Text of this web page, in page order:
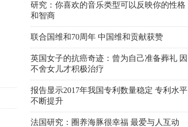
研究：你喜欢的音乐类型可以反映你的性格
和智商
联合国维和70周年 中国维和贡献获赞
英国女子的抗癌奇迹：曾为自己准备葬礼 因
不舍女儿才积极治疗
报告显示2017年我国专利数量稳定 专利水平
不断提升
法国研究：圈养海豚很幸福 最爱与人互动